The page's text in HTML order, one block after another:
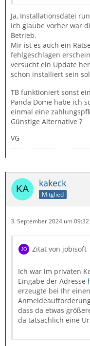
Ja, Installationsdatei
Ich glaube vorher war
Betrieb.
Mir ist es auch ein
fehlgeschlagen
versucht ein Update
schon installiert sein
TB funktioniert sonst
Panda Dome habe ich
einmal eine
Günstige Alternative ?
VG
kakeck
Mitglied
3. September 2024 um 09:32
Zitat von jobisoft
Ich war im privaten
Eingabe der Adresse
erzeugte bei Ihr
dass da etwas
da tatsächlich eine